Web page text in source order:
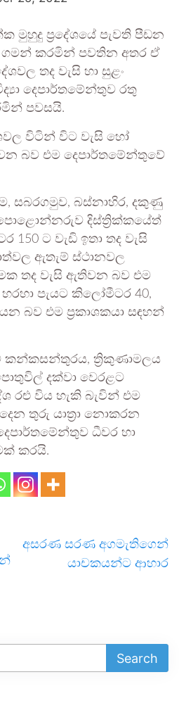
මුහුදු ප්‍රදේශයේ පැවති පීඩන
ගමන් කරමින් පවතින අතර ඒ
තද වැසි හා සුළං
දෙපාර්තමේන්තුව රතු
පවසයි.
විටින් විට වැසි හෝ
බව එම දෙපාර්තමේන්තුවේ
සබරගමුව, බස්නාහිර, දකුණු
දිස්ත්‍රික්කයේත්
150 ට වැඩි ඉතා තද වැසි
ඇතැම් ස්ථානවල
තද වැසි ඇතිවන බව එම
පැයට කිලෝමීටර 40,
බව එම ප්‍රකාශකයා සඳහන්
කන්කසන්තුරය, ත්‍රිකුණාමලය
දක්වා වෙරළට
රළු විය හැකි බැවින් එම
තුරු යාත්‍රා නොකරන
ධීවර හා
කරයි.
අසරණ සරණ අගමැතිගෙන්
යාචකයන්ට ආහාර